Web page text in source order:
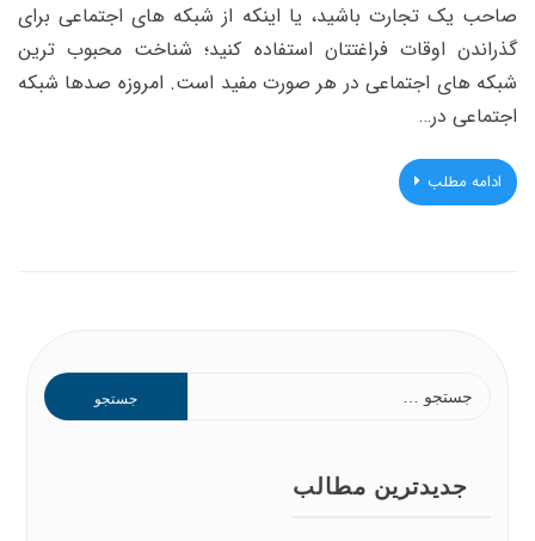
صاحب یک تجارت باشید، یا اینکه از شبکه های اجتماعی برای
گذراندن اوقات فراغتتان استفاده کنید؛ شناخت محبوب ترین
شبکه های اجتماعی در هر صورت مفید است. امروزه صدها شبکه
اجتماعی در…
ادامه مطلب
برای:
جدیدترین مطالب